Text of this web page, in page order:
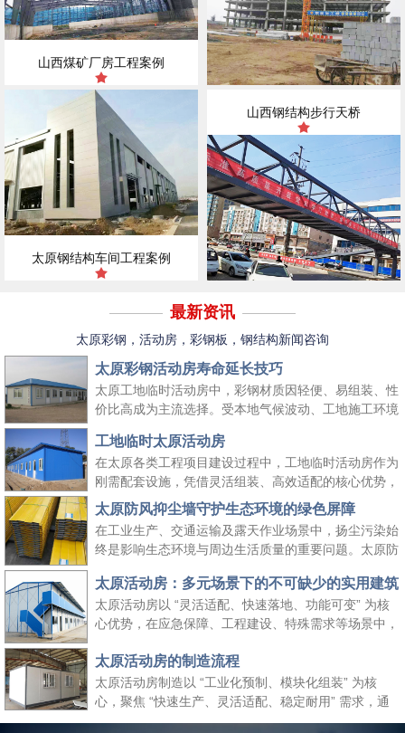
山西煤矿厂房工程案例
太原钢结构车间工程案例
山西钢结构步行天桥
最新资讯
太原彩钢，活动房，彩钢板，钢结构新闻咨询
太原彩钢活动房寿命延长技巧
太原工地临时活动房中，彩钢材质因轻便、易组装、性
价比高成为主流选择。受本地气候波动、工地施工环境
握科学的养护方法，既能延长其使用周期、降低工地周
转成本，又能保障太原工地临时活动房的使用安全，适
配长期施工场景需求。
工地临时太原活动房
在太原各类工程项目建设过程中，工地临时活动房作为
刚需配套设施，凭借灵活组装、高效适配的核心优势，
成为保障施工团队生活与工作的重要空间载体。它既能
快速响应工地临时空间需求，又能适配太原本地气候与
施工场景特点，为工程项目顺利推进提供坚实支撑，同
时契合绿色施工、高效管控的行业理念。
太原防风抑尘墙守护生态环境的绿色屏障
在工业生产、交通运输及露天作业场景中，扬尘污染始
终是影响生态环境与周边生活质量的重要问题。太原防
学的结构设计与实用性能，成为各行各业管控扬尘、践
行绿色发展理念的关键选择，为生态保护与生产安全筑
起双重防线。
太原活动房：多元场景下的不可缺少的实用建筑
太原活动房以 “灵活适配、快速落地、功能可变” 为核
心优势，在应急保障、工程建设、特殊需求等场景中，
决了 “临时使用” 的便捷性需求，更填补了传统建筑在
时效性、灵活性与经济性上的空白，是现代社会应对多
元需求的重要建筑补充。
太原活动房的制造流程
太原活动房制造以 “工业化预制、模块化组装” 为核
心，聚焦 “快速生产、灵活适配、稳定耐用” 需求，通
过标准化流程把控各环节，确保成品满足临时办公、居